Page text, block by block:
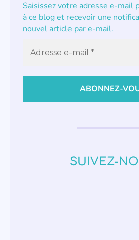
Saisissez votre adresse e-mail
à ce blog et recevoir une
nouvel article par e-mail.
SUIVEZ-